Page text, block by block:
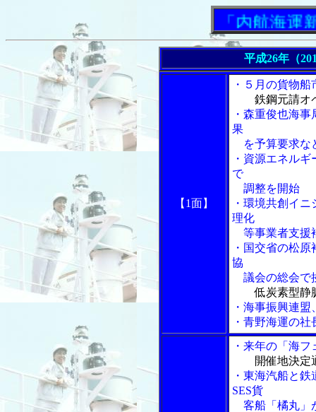
「内航海運新聞」
平成26年（
【1面】
・５月の貨物
鉄鋼元請オ
・森重俊也海
果
を予算要求な
・資源エネル
で
調整を開始
・環境共創イ
理化
等事業者支援
・国交省の松
協
議会の総会で
低炭素型静
・海事振興連
・青野海運の
・来年の「海
開催地決定
・東海汽船と
SES貨
客船「橘丸」